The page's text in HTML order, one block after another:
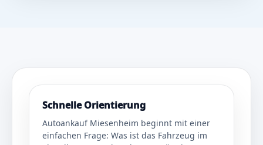
Schnelle Orientierung
Autoankauf Miesenheim beginnt mit einer
einfachen Frage: Was ist das Fahrzeug im